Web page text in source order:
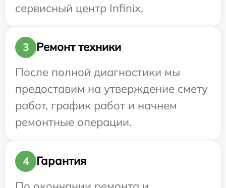
сервисный центр Infinix.
3
Ремонт техники
После полной диагностики мы
предоставим на утверждение смету
работ, график работ и начнем
ремонтные операции.
4
Гарантия